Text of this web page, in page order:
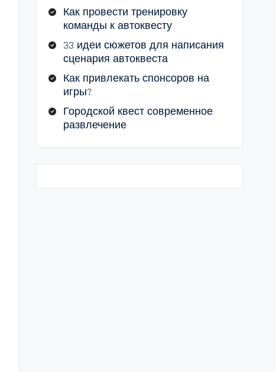
Как провести тренировку
команды к автоквесту
33 идеи сюжетов для написания
сценария автоквеста
Как привлекать спонсоров на
игры?
Городской квест современное
развлечение